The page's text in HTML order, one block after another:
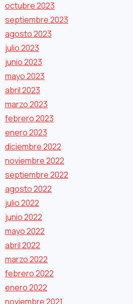
octubre 2023
septiembre 2023
agosto 2023
julio 2023
junio 2023
mayo 2023
abril 2023
marzo 2023
febrero 2023
enero 2023
diciembre 2022
noviembre 2022
septiembre 2022
agosto 2022
julio 2022
junio 2022
mayo 2022
abril 2022
marzo 2022
febrero 2022
enero 2022
noviembre 2021